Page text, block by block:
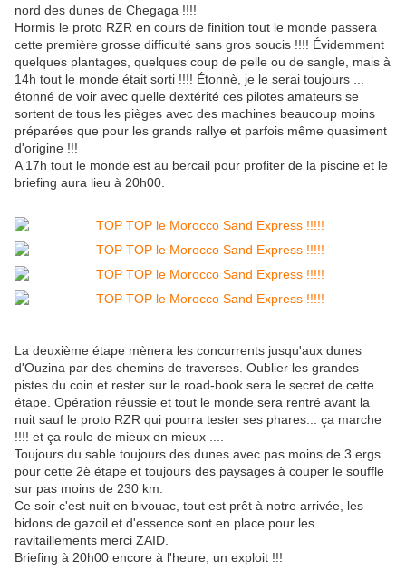
nord des dunes de Chegaga !!!!
Hormis le proto RZR en cours de finition tout le monde passera
cette première grosse difficulté sans gros soucis !!!! Évidemment
quelques plantages, quelques coup de pelle ou de sangle, mais à
14h tout le monde était sorti !!!! Étonnè, je le serai toujours ...
étonné de voir avec quelle dextérité ces pilotes amateurs se
sortent de tous les pièges avec des machines beaucoup moins
préparées que pour les grands rallye et parfois même quasiment
d'origine !!!
A 17h tout le monde est au bercail pour profiter de la piscine et le
briefing aura lieu à 20h00.
La deuxième étape mènera les concurrents jusqu'aux dunes
d'Ouzina par des chemins de traverses. Oublier les grandes
pistes du coin et rester sur le road-book sera le secret de cette
étape. Opération réussie et tout le monde sera rentré avant la
nuit sauf le proto RZR qui pourra tester ses phares... ça marche
!!!! et ça roule de mieux en mieux ....
Toujours du sable toujours des dunes avec pas moins de 3 ergs
pour cette 2è étape et toujours des paysages à couper le souffle
sur pas moins de 230 km.
Ce soir c'est nuit en bivouac, tout est prêt à notre arrivée, les
bidons de gazoil et d'essence sont en place pour les
ravitaillements merci ZAID.
Briefing à 20h00 encore à l'heure, un exploit !!!